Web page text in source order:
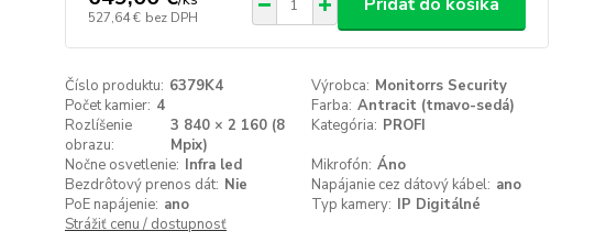
527,64 € bez DPH
Číslo produktu: 6379K4 Výrobca: Monitorrs Security
Počet kamier: 4 Farba: Antracit (tmavo-sedá)
Rozlíšenie
obrazu:
3 840 × 2 160 (8
Mpix)
Kategória: PROFI
Nočne osvetlenie: Infra led Mikrofón: Áno
Bezdrôtový prenos dát: Nie Napájanie cez dátový kábel: ano
PoE napájenie: ano Typ kamery: IP Digitálné
Strážiť cenu / dostupnosť